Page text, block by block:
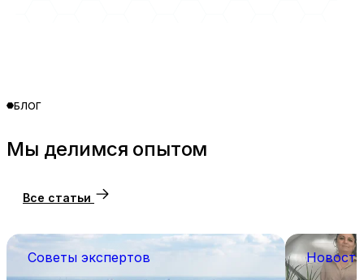
БЛОГ
Мы делимся опытом
Все статьи
Советы экспертов